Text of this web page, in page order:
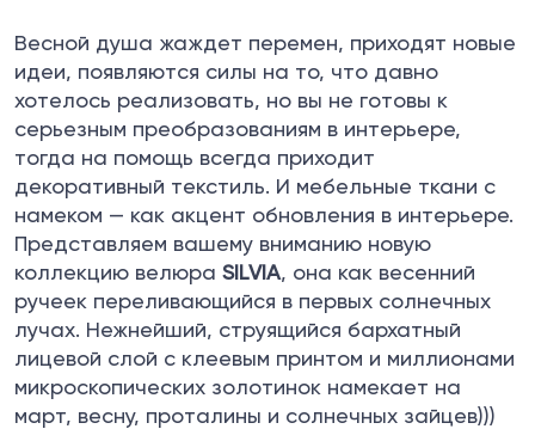
Весной душа жаждет перемен, приходят новые
идеи, появляются силы на то, что давно
хотелось реализовать, но вы не готовы к
серьезным преобразованиям в интерьере,
тогда на помощь всегда приходит
декоративный текстиль. И мебельные ткани с
намеком — как акцент обновления в интерьере.
Представляем вашему вниманию новую
коллекцию велюра SILVIA, она как весенний
ручеек переливающийся в первых солнечных
лучах. Нежнейший, струящийся бархатный
лицевой слой с клеевым принтом и миллионами
микроскопических золотинок намекает на
март, весну, проталины и солнечных зайцев)))